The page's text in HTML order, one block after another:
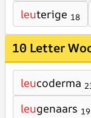
leuterige 18
10 Letter
leucoderma
leugenaars 19